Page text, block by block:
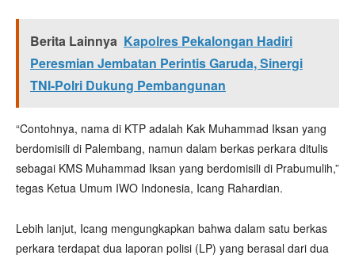
Berita Lainnya Kapolres Pekalongan Hadiri
Peresmian Jembatan Perintis Garuda, Sinergi
TNI-Polri Dukung Pembangunan
“Contohnya, nama di KTP adalah Kak Muhammad Iksan yang
berdomisili di Palembang, namun dalam berkas perkara ditulis
sebagai KMS Muhammad Iksan yang berdomisili di Prabumulih,”
tegas Ketua Umum IWO Indonesia, Icang Rahardian.
Lebih lanjut, Icang mengungkapkan bahwa dalam satu berkas
perkara terdapat dua laporan polisi (LP) yang berasal dari dua